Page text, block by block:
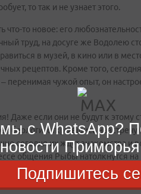
то так и не узнает этого.
что-то новое: его
труд, на досуге же Водолею
в музей, в кино или в
рецептов. Кроме того,
перенимая чужой опыт, он
Даже если они не будут к этому
берлоги, открывшись
сегодня их ждут знакомства и
общения Рыбы натолкнутся на
сегодняшняя романтическая
с WhatsApp?
новости
Подпишитесь